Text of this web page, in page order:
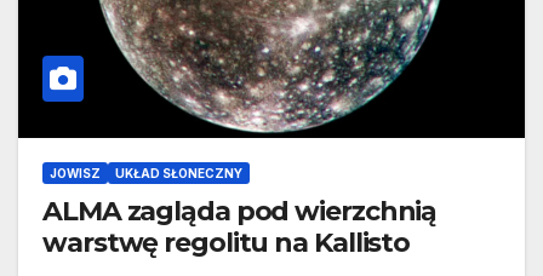
JOWISZ UKŁAD SŁONECZNY
ALMA zagląda pod wierzchnią
warstwę regolitu na Kallisto